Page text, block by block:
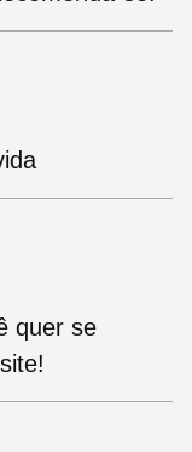
quer se